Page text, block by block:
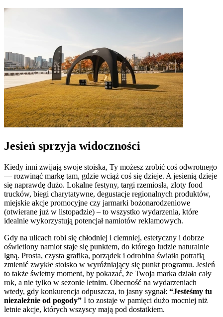
Jesień sprzyja widoczności
Kiedy inni zwijają swoje stoiska, Ty możesz zrobić coś odwrotnego
— rozwinąć markę tam, gdzie wciąż coś się dzieje. A jesienią dzieje
się naprawdę dużo. Lokal­ne festyny, targi rzemiosła, zloty food
trucków, biegi charytatywne, degustacje regionalnych produktów,
miejskie akcje promocyjne czy jarmarki bożonarodzeniowe
(otwierane już w listopadzie) – to wszystko wydarzenia, które
idealnie wykorzystują potencjał namiotów reklamowych.
Gdy na ulicach robi się chłodniej i ciemniej, estetyczny i dobrze
oświetlony namiot staje się punktem, do którego ludzie naturalnie
lgną. Prosta, czysta grafika, porządek i odrobina światła potrafią
zmienić zwykłe stoisko w wyróżniający się punkt programu. Jesień
to także świetny moment, by pokazać, że Twoja marka działa cały
rok, a nie tylko w sezonie letnim. Obecność na wydarzeniach
wtedy, gdy konkurencja odpuszcza, to jasny sygnał: “Jesteśmy tu
niezależnie od pogody” I to zostaje w pamięci dużo mocniej niż
letnie akcje, których wszyscy mają pod dostatkiem.